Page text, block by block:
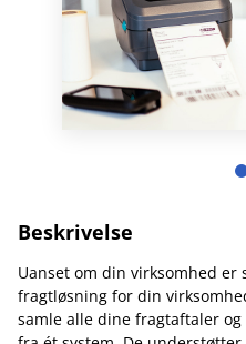
Beskrivelse
Uanset om din virksomhed
fragtløsning for din
samle alle dine fragtaftaler